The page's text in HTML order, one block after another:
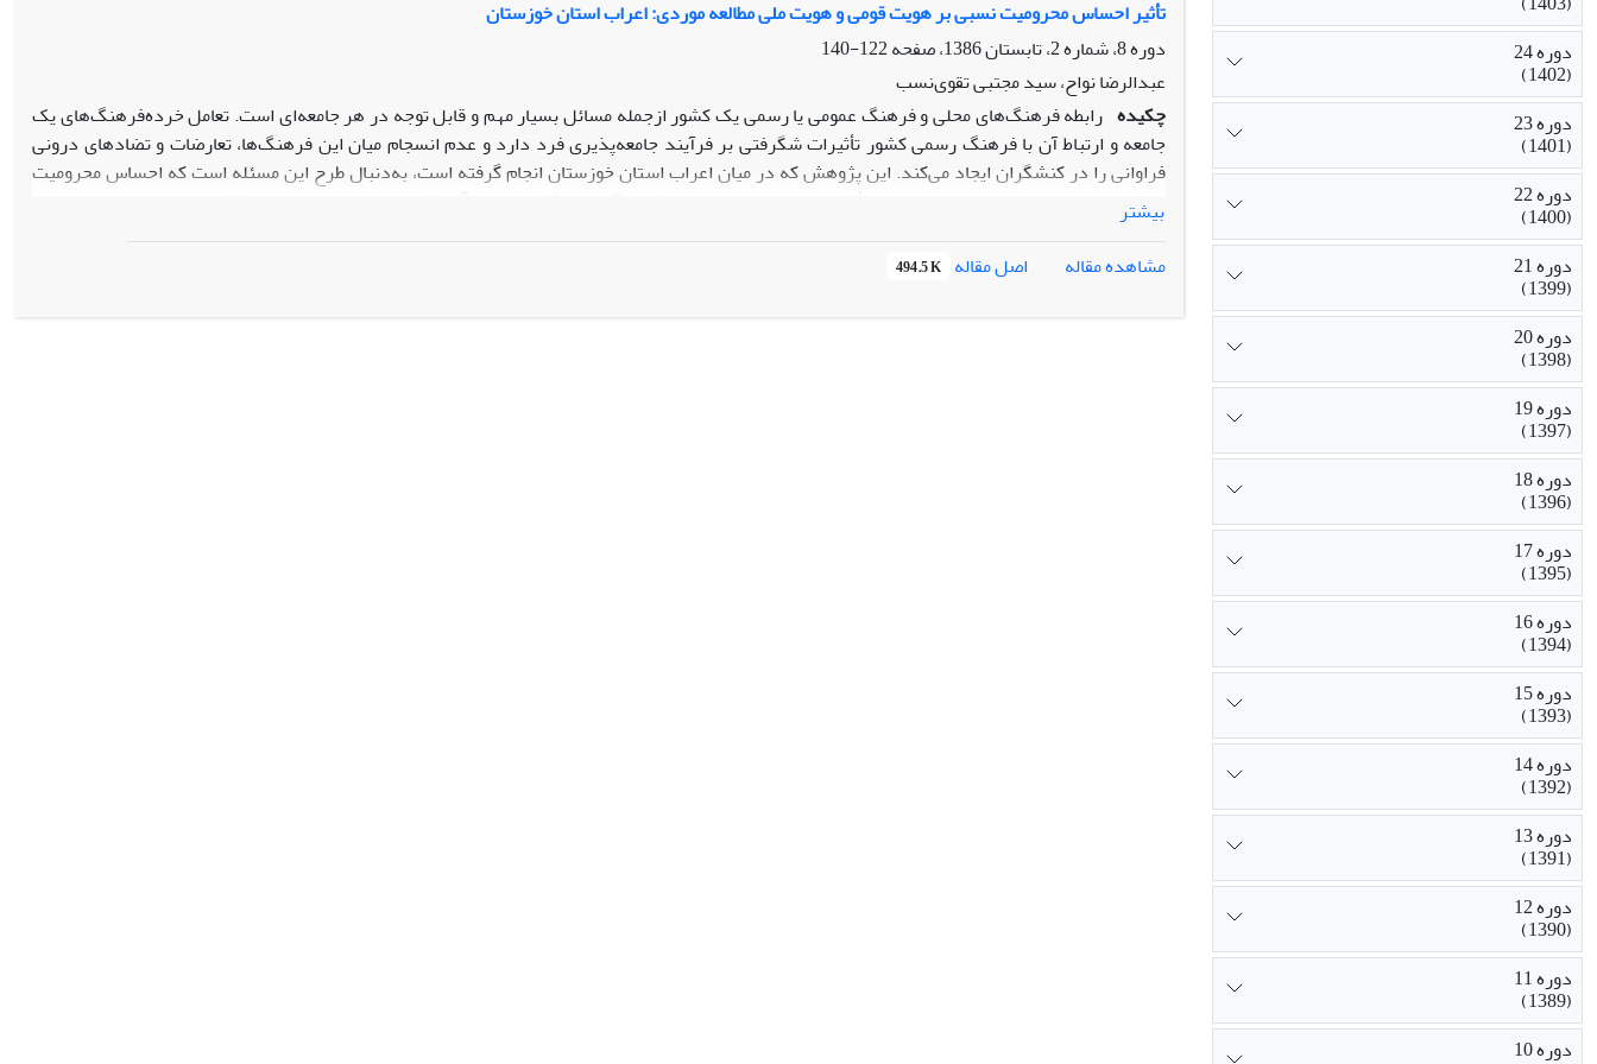
تأثیر احساس محرومیت نسبی بر هویت قومی و هویت ملی مطالعه موردی: اعراب استان خوزستان
دوره 8، شماره 2، تابستان 1386، صفحه
122-140
عبدالرضا نواح، سید مجتبی تقوی‌نسب
چکیده رابطه فرهنگ‌های محلی و فرهنگ عمومی یا رسمی یک کشور ازجمله مسائل بسیار مهم و قابل توجه در هر جامعه‌ای است. تعامل خرده‌فرهنگ‌های یک
جامعه و ارتباط آن با فرهنگ رسمی کشور تأثیرات شگرفتی بر فرآیند جامعه‌پذیری فرد دارد و عدم انسجام میان این فرهنگ‌ها، تعارضات و تضادهای درونی
فراوانی را در کنشگران ایجاد می‌کند. این پژوهش که در میان اعراب استان خوزستان انجام گرفته است، به‌دنبال طرح این مسئله است که احساس محرومیت
نسبی در میان اعراب استان خوزستان چه تأثیری بر هویت ملی و هویت قومی آن‌ها می‌گذارد و نهایتآ این‌که بین هویت ملی و هویت قومی چه رابطه‌ای وجود دارد.
یافته‌های این پژوهش نشان که با افزایش احساس محرومیت نسبی، هویت قومی در میان مردم عرب این استان تشدید شده و در پی آن برخی جنبه‌های هویت
ملی آنان کاهش می‌یابد؛ بنابراین، یافته‌های تحقیق نشان می‌دهد که بین هویت قومی و هویت ملی اعراب استان خوزستان رابطه معکوسی وجود دارد. شایان ذکر
است که در این تحقیق هویت قومی با توجه به ابعاد سه گانه اجتماعی، سیاسی و فرهنگی آن مورد سنجش قرار گرفته است.
بیشتر
مشاهده مقاله
اصل مقاله 494.5 K
دوره 24
(1402)
دوره 23
(1401)
دوره 22
(1400)
دوره 21
(1399)
دوره 20
(1398)
دوره 19
(1397)
دوره 18
(1396)
دوره 17
(1395)
دوره 16
(1394)
دوره 15
(1393)
دوره 14
(1392)
دوره 13
(1391)
دوره 12
(1390)
دوره 11
(1389)
دوره 10